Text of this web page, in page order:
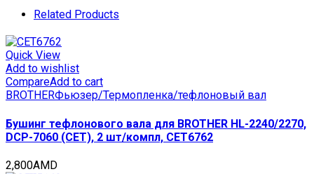
B245-
для
RICOH
Aficio
1015/1018
(CET),
quantity
Related Products
Quick View
Add to wishlist
CompareAdd to cart
BROTHERФьюзер/Термопленка/тефлоновый вал
Бушинг тефлонового вала для BROTHER HL-2240/2270,
DCP-7060 (CET), 2 шт/компл, CET6762
2,800AMD